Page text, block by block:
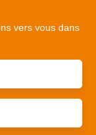
vers vous dans